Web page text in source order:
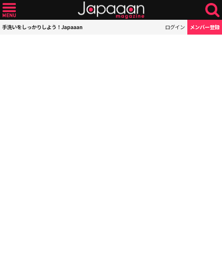
手洗いをしっかりしよう！Japaaan ログイン メンバー登録